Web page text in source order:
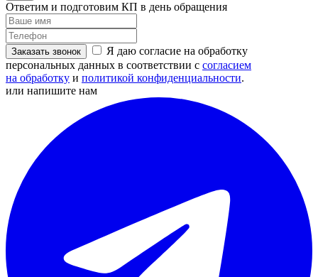
Ответим и подготовим КП в день обращения
Заказать звонок
Я даю согласие на обработку
персональных данных в соответствии с согласием
на обработку и политикой конфиденциальности.
или напишите нам